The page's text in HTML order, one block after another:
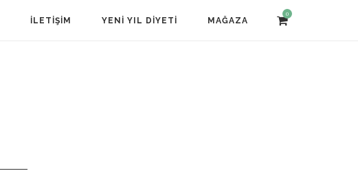
İLETIŞIM YENI YIL DIYETI MAĞAZA
0